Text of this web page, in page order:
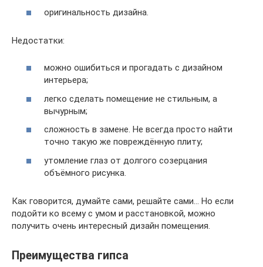
оригинальность дизайна.
Недостатки:
можно ошибиться и прогадать с дизайном
интерьера;
легко сделать помещение не стильным, а
вычурным;
сложность в замене. Не всегда просто найти
точно такую же повреждённую плиту;
утомление глаз от долгого созерцания
объёмного рисунка.
Как говорится, думайте сами, решайте сами… Но если
подойти ко всему с умом и расстановкой, можно
получить очень интересный дизайн помещения.
Преимущества гипса